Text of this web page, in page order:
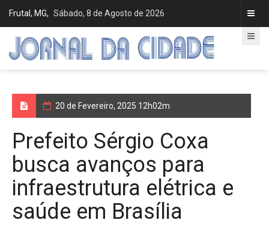
Frutal, MG, Sábado, 8 de Agosto de 2026
20 de Fevereiro, 2025 12h02m
Prefeito Sérgio Coxa
busca avanços para
infraestrutura elétrica e
saúde em Brasília